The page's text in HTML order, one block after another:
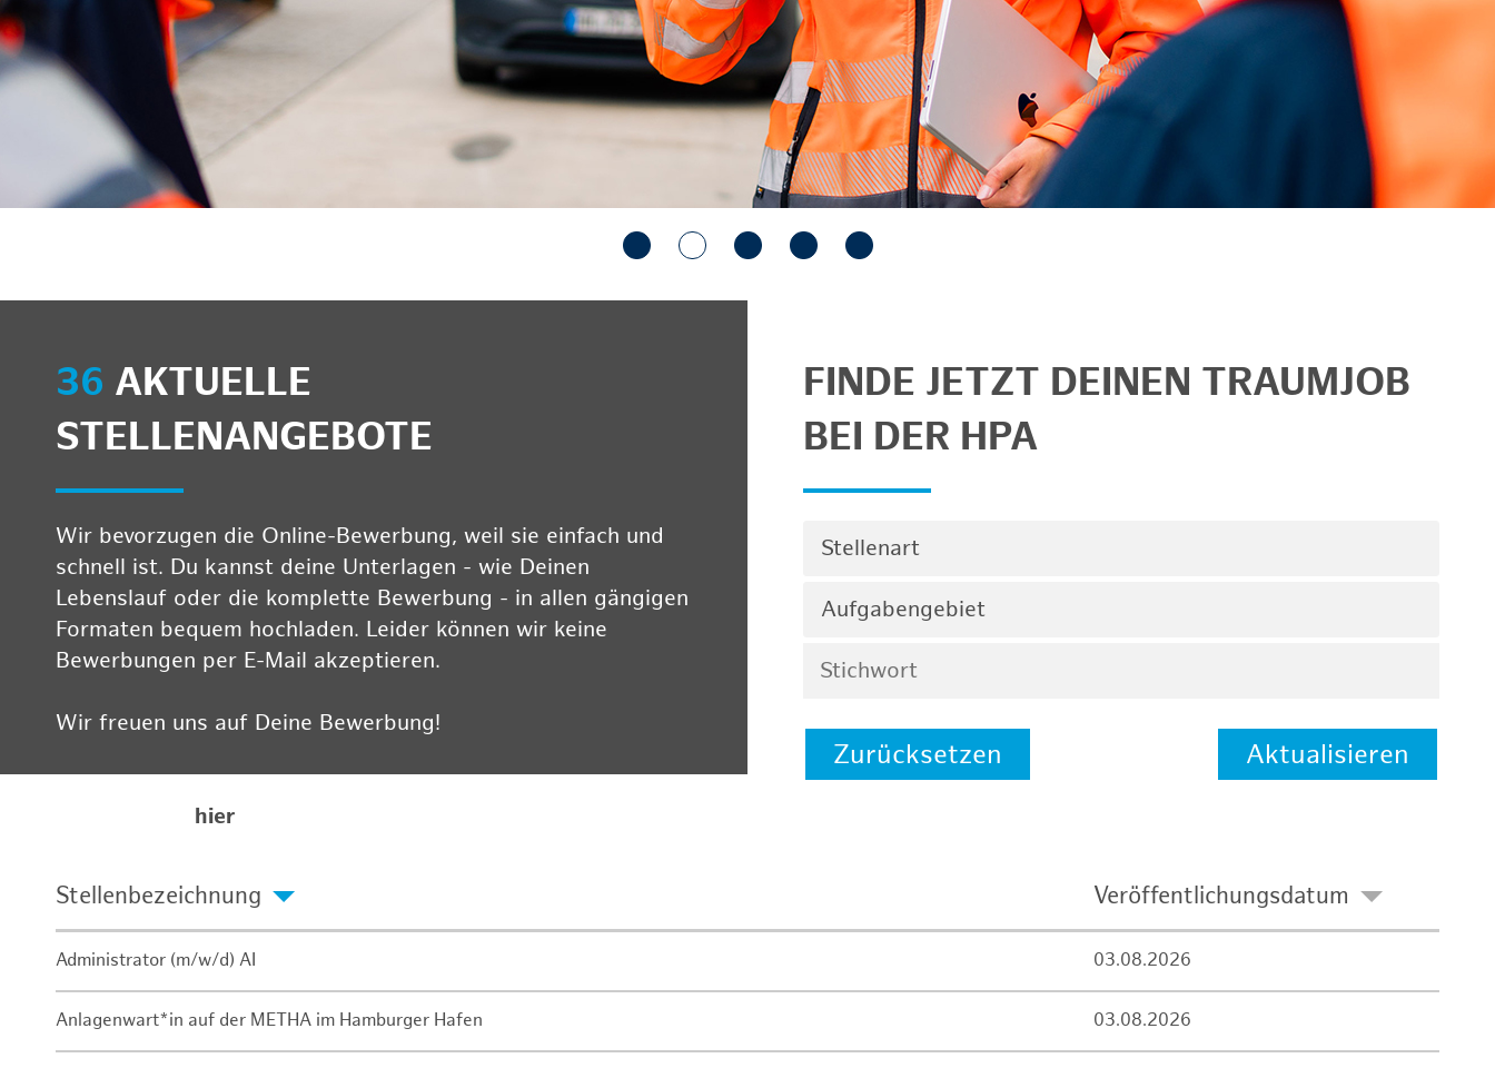
anzeigen/schließen
36 AKTUELLE
STELLENANGEBOTE
Wir bevorzugen die Online-Bewerbung, weil sie einfach und
schnell ist. Du kannst deine Unterlagen - wie Deinen
Lebenslauf oder die komplette Bewerbung - in allen gängigen
Formaten bequem hochladen. Leider können wir keine
Bewerbungen per E-Mail akzeptieren.
Wir freuen uns auf Deine Bewerbung!
hier
FINDE JETZT DEINEN TRAUMJOB
BEI DER HPA
Stellenart
Aufgabengebiet
Zurücksetzen Aktualisieren
Stellenbezeichnung Veröffentlichungsdatum
Administrator (m/w/d) AI 03.08.2026
Anlagenwart*in auf der METHA im Hamburger Hafen 03.08.2026